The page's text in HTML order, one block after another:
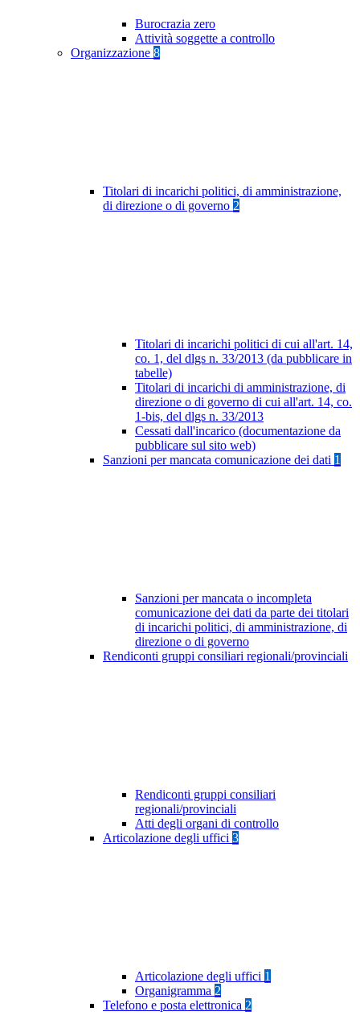
Burocrazia zero
Attività soggette a controllo
Organizzazione 8
Titolari di incarichi politici, di amministrazione,
di direzione o di governo 2
Titolari di incarichi politici di cui all'art. 14,
co. 1, del dlgs n. 33/2013 (da pubblicare in
tabelle)
Titolari di incarichi di amministrazione, di
direzione o di governo di cui all'art. 14, co.
1-bis, del dlgs n. 33/2013
Cessati dall'incarico (documentazione da
pubblicare sul sito web)
Sanzioni per mancata comunicazione dei dati 1
Sanzioni per mancata o incompleta
comunicazione dei dati da parte dei titolari
di incarichi politici, di amministrazione, di
direzione o di governo
Rendiconti gruppi consiliari regionali/provinciali
Rendiconti gruppi consiliari
regionali/provinciali
Atti degli organi di controllo
Articolazione degli uffici 3
Articolazione degli uffici 1
Organigramma 2
Telefono e posta elettronica 2